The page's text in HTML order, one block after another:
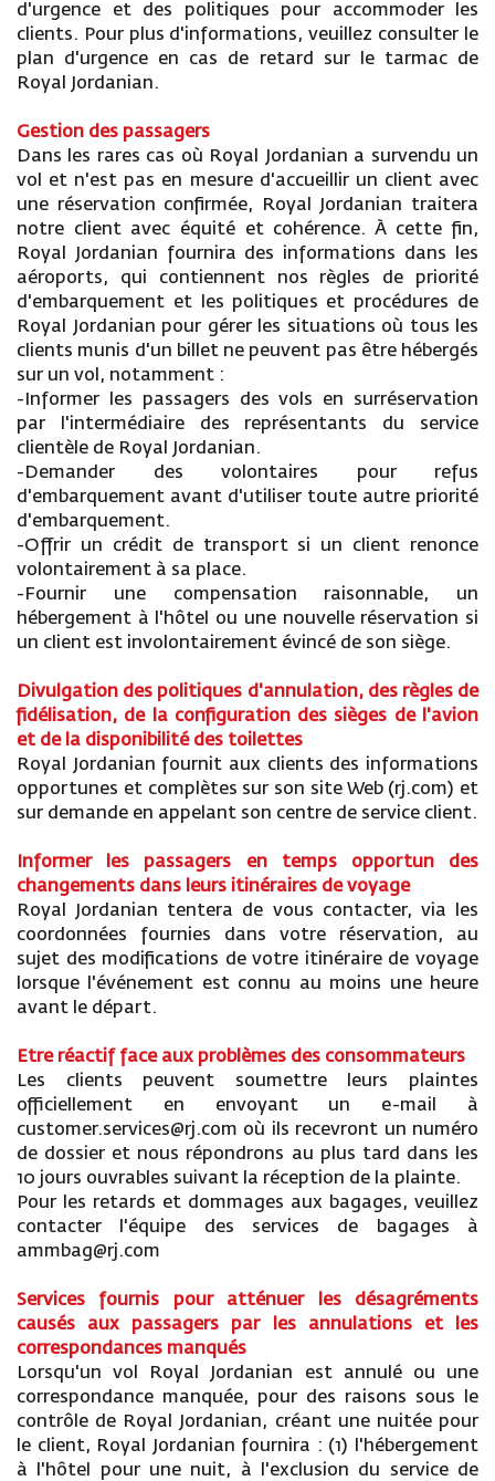
d'urgence et des politiques pour accommoder les
clients. Pour plus d'informations, veuillez consulter le
plan d'urgence en cas de retard sur le tarmac de
Royal Jordanian.
Gestion des passagers
Dans les rares cas où Royal Jordanian a survendu un
vol et n'est pas en mesure d'accueillir un client avec
une réservation confirmée, Royal Jordanian traitera
notre client avec équité et cohérence. À cette fin,
Royal Jordanian fournira des informations dans les
aéroports, qui contiennent nos règles de priorité
d'embarquement et les politiques et procédures de
Royal Jordanian pour gérer les situations où tous les
clients munis d'un billet ne peuvent pas être hébergés
sur un vol, notamment :
-Informer les passagers des vols en surréservation
par l'intermédiaire des représentants du service
clientèle de Royal Jordanian.
-Demander des volontaires pour refus
d'embarquement avant d'utiliser toute autre priorité
d'embarquement.
-Offrir un crédit de transport si un client renonce
volontairement à sa place.
-Fournir une compensation raisonnable, un
hébergement à l'hôtel ou une nouvelle réservation si
un client est involontairement évincé de son siège.
Divulgation des politiques d'annulation, des règles de
fidélisation, de la configuration des sièges de l'avion
et de la disponibilité des toilettes
Royal Jordanian fournit aux clients des informations
opportunes et complètes sur son site Web (rj.com) et
sur demande en appelant son centre de service client.
Informer les passagers en temps opportun des
changements dans leurs itinéraires de voyage
Royal Jordanian tentera de vous contacter, via les
coordonnées fournies dans votre réservation, au
sujet des modifications de votre itinéraire de voyage
lorsque l'événement est connu au moins une heure
avant le départ.
Etre réactif face aux problèmes des consommateurs
Les clients peuvent soumettre leurs plaintes
officiellement en envoyant un e-mail à
customer.services@rj.com où ils recevront un numéro
de dossier et nous répondrons au plus tard dans les
10 jours ouvrables suivant la réception de la plainte.
Pour les retards et dommages aux bagages, veuillez
contacter l'équipe des services de bagages à
ammbag@rj.com
Services fournis pour atténuer les désagréments
causés aux passagers par les annulations et les
correspondances manqués
Lorsqu'un vol Royal Jordanian est annulé ou une
correspondance manquée, pour des raisons sous le
contrôle de Royal Jordanian, créant une nuitée pour
le client, Royal Jordanian fournira : (1) l'hébergement
à l'hôtel pour une nuit, à l'exclusion du service de